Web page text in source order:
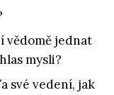
vědomě jednat
mysli?
své vedení, jak